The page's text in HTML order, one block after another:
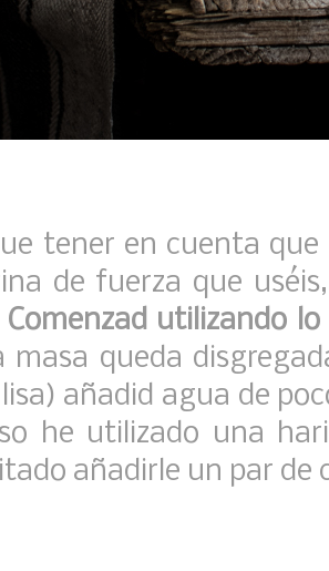
tener en cuenta
de fuerza que
Comenzad utilizando
masa queda
añadid agua de
he utilizado una
añadirle un par de